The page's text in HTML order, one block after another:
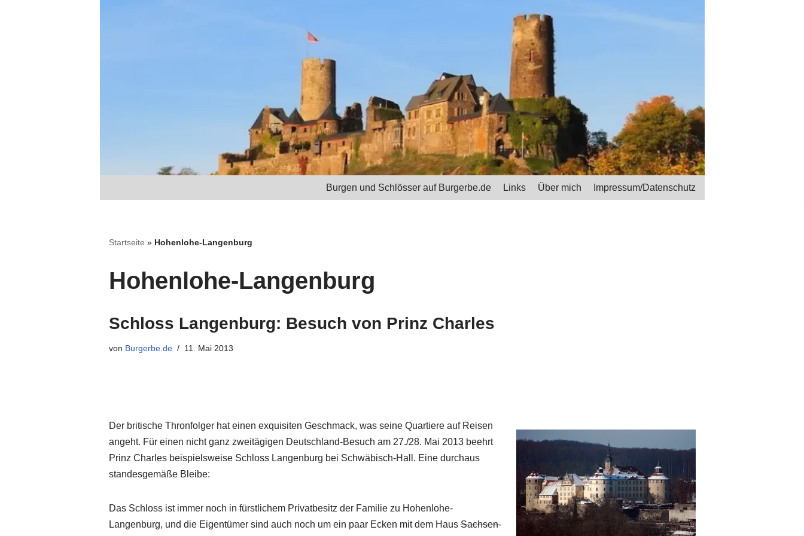
Burgen und Schlösser auf Burgerbe.de Links Über mich Impressum/Datenschutz
Startseite » Hohenlohe-Langenburg
Hohenlohe-Langenburg
Schloss Langenburg: Besuch von Prinz Charles
von Burgerbe.de 11. Mai 2013
Der britische Thronfolger hat einen exquisiten Geschmack, was seine Quartiere auf Reisen
angeht. Für einen nicht ganz zweitägigen Deutschland-Besuch am 27./28. Mai 2013 beehrt
Prinz Charles beispielsweise Schloss Langenburg bei Schwäbisch-Hall. Eine durchaus
standesgemäße Bleibe:
Das Schloss ist immer noch in fürstlichem Privatbesitz der Familie zu Hohenlohe-
Langenburg, und die Eigentümer sind auch noch um ein paar Ecken mit dem HausSachsen-